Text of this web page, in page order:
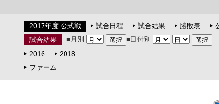
2017年度 公式戦 試合日程 試合結果 勝敗表
試合結果
■月別
■日付別
2016
2018
ファーム